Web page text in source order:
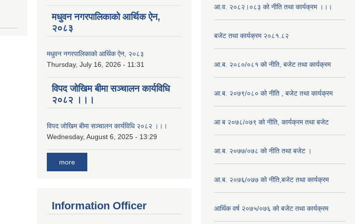
मधुवन नगरपालिकाको आर्थिक ऐन,
२०८३
मधुवन नगरपालिकाको आर्थिक ऐन, २०८३
Thursday, July 16, 2026 - 11:31
विपद जोखिम बीमा सञ्चालन कार्यविधि
२०८२ ।।।
विपद जोखिम बीमा सञ्चालन कार्यविधि २०८२ ।।।
Wednesday, August 6, 2025 - 13:29
more
Information Officer
आ.व. २०८२।०८३ को नीति तथा कार्यक्रम ।।।
बजेट तथा कार्यक्रम २०८१.८२
आ.ब. २०८०/०८१ को नीति, बजेट तथा कार्यक्रम
आ.ब. २०७९/०८० को नीति , बजेट तथा कार्यक्रम
आ ब २०७८/०७९ को नीति, कार्यक्रम तथा बजेट
आ.ब. २०७७/०७८ को नीति तथा बजेट ।
आ.ब. २०७६/०७७ को नीति,बजेट तथा कार्यक्रम
आर्थिक वर्ष २०७५/०७६ को बजेट तथा कार्यक्रम